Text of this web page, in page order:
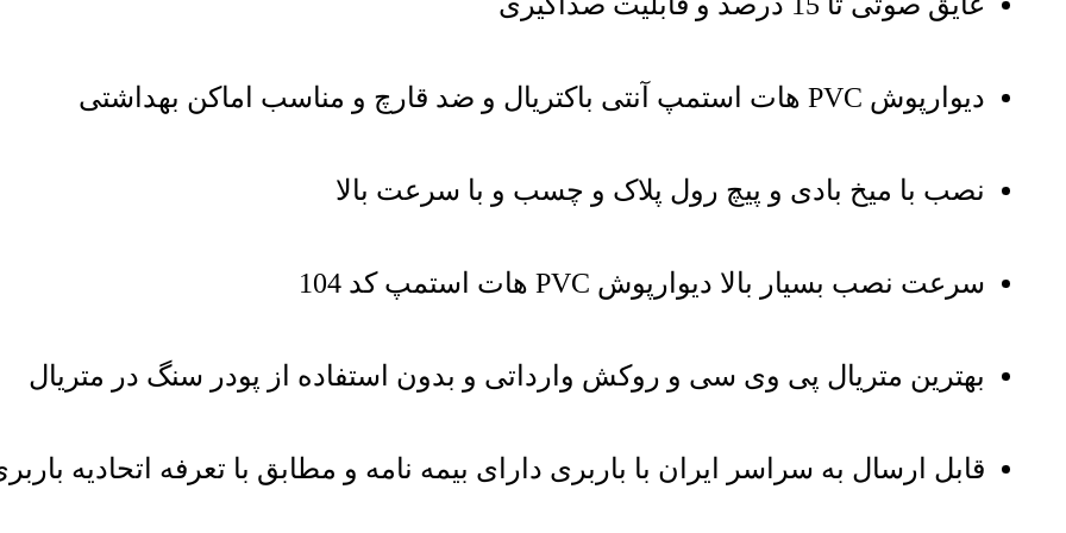
دیوارپوش PVC هات استمپ آنتی باکتریال و ضد قارچ و مناسب اماکن بهداشتی
نصب با میخ بادی و پیچ رول پلاک و چسب و با سرعت بالا
سرعت نصب بسیار بالا دیوارپوش PVC هات استمپ کد 104
بهترین متریال پی وی سی و روکش وارداتی و بدون استفاده از پودر سنگ در متریال
قابل ارسال به سراسر ایران با باربری دارای بیمه نامه و مطابق با تعرفه اتحادیه